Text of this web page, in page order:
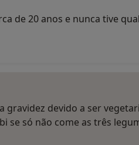
de 20 anos e nunca tive
gravidez devido a ser
se só não come as três